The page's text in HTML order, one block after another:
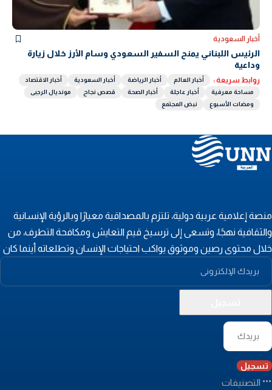
أخبار السعودية
الرئيس اللبناني يمنح السفير السعودي وسام الأرز خلال زيارة
وداعية
روابط سريعة : أخبار العالم أخبار الرياضة أخبار السعودية
أخبار الاقتصاد
مساحة معرفية
أخبار عاجلة أخبار الصحة قصص نجاح
مونديال الرجبى
ومضات الأسبوع
نبض المجتمع
إعلامية عربية دولية، تلتزم بالمصداقية معيارًا وبالرؤية الإنسانية
نهجًا، وتسعى إلى ترسيخ قيم التعايش ومكافحة التطرف، من
محتوى رصين وموثوق يواكب احتياجات الإنسان وتطلعاته أينما كان
تسجيل
التصنيفات